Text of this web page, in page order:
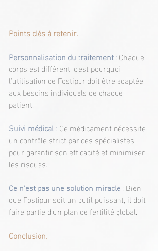
Points clés à retenir.
Personnalisation du traitement : Chaque
corps est différent, c'est pourquoi
l'utilisation de Fostipur doit être adaptée
aux besoins individuels de chaque
patient.
Suivi médical : Ce médicament nécessite
un contrôle strict par des spécialistes
pour garantir son efficacité et minimiser
les risques.
Ce n'est pas une solution miracle : Bien
que Fostipur soit un outil puissant, il doit
faire partie d'un plan de fertilité global.
Conclusion.